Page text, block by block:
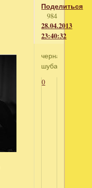
Поделиться
984
28.04.2013
23:40:32
черная
шуба
0